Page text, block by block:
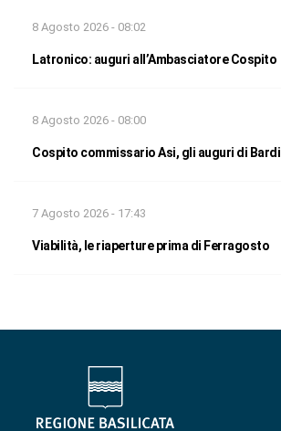
8 Agosto 2026 - 08:02
Latronico: auguri all’Ambasciatore Cospito
8 Agosto 2026 - 08:00
Cospito commissario Asi, gli auguri di Bardi
7 Agosto 2026 - 17:43
Viabilità, le riaperture prima di Ferragosto